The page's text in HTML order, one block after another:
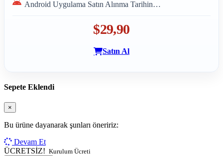
Android Uygulama Satın Alınma Tarihin…
$29,90
Satın Al
Sepete Eklendi
×
Bu ürüne dayanarak şunları öneririz:
Devam Et
ÜCRETSİZ! Kurulum Ücreti